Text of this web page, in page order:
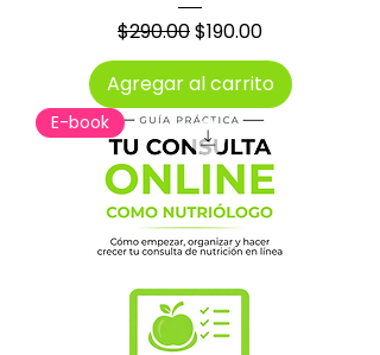
Precio
$290.00Precio de oferta
$190.00
Agregar al carrito
E-book